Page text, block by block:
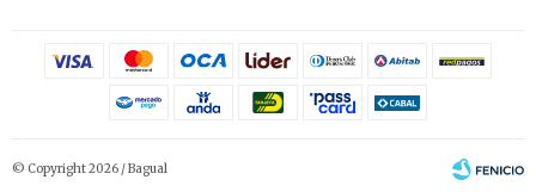
© Copyright 2026 / Bagual